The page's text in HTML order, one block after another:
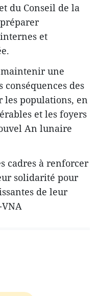
du Conseil de la
et
une
des
populations, en
et les foyers
An lunaire
cadres à renforcer
solidarité pour
de leur